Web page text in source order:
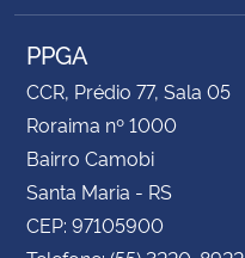
PPGA
CCR, Prédio 77, Sala 05
Roraima nº 1000
Bairro Camobi
Santa Maria - RS
CEP: 97105900